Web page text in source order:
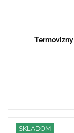
SKLADOM